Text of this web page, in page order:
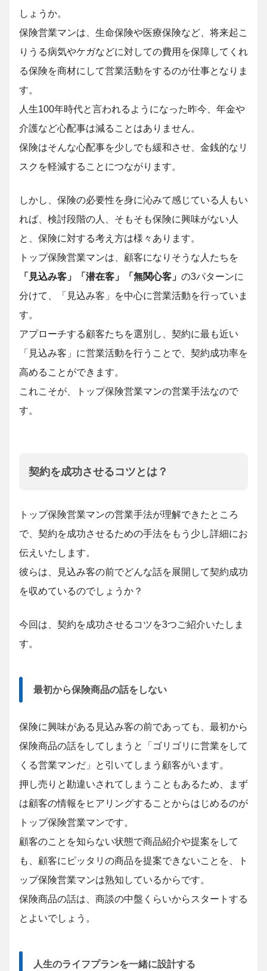
しょうか。
保険営業マンは、生命保険や医療保険など、将来起こ
りうる病気やケガなどに対しての費用を保障してくれ
る保険を商材にして営業活動をするのが仕事となりま
す。
人生100年時代と言われるようになった昨今、年金や
介護など心配事は減ることはありません。
保険はそんな心配事を少しでも緩和させ、金銭的なリ
スクを軽減することにつながります。
しかし、保険の必要性を身に沁みて感じている人もい
れば、検討段階の人、そもそも保険に興味がない人
と、保険に対する考え方は様々あります。
トップ保険営業マンは、顧客になりそうな人たちを
「見込み客」「潜在客」「無関心客」 の3パターンに
分けて、「見込み客」を中心に営業活動を行っていま
す。
アプローチする顧客たちを選別し、契約に最も近い
「見込み客」に営業活動を行うことで、契約成功率を
高めることができます。
これこそが、トップ保険営業マンの営業手法なので
す。
契約を成功させるコツとは？
トップ保険営業マンの営業手法が理解できたところ
で、契約を成功させるための手法をもう少し詳細にお
伝えいたします。
彼らは、見込み客の前でどんな話を展開して契約成功
を収めているのでしょうか？
今回は、契約を成功させるコツを3つご紹介いたしま
す。
最初から保険商品の話をしない
保険に興味がある見込み客の前であっても、最初から
保険商品の話をしてしまうと「ゴリゴリに営業をして
くる営業マンだ」と引いてしまう顧客がいます。
押し売りと勘違いされてしまうこともあるため、まず
は顧客の情報をヒアリングすることからはじめるのが
トップ保険営業マンです。
顧客のことを知らない状態で商品紹介や提案をして
も、顧客にピッタリの商品を提案できないことを、ト
ップ保険営業マンは熟知しているからです。
保険商品の話は、商談の中盤くらいからスタートする
とよいでしょう。
人生のライフプランを一緒に設計する